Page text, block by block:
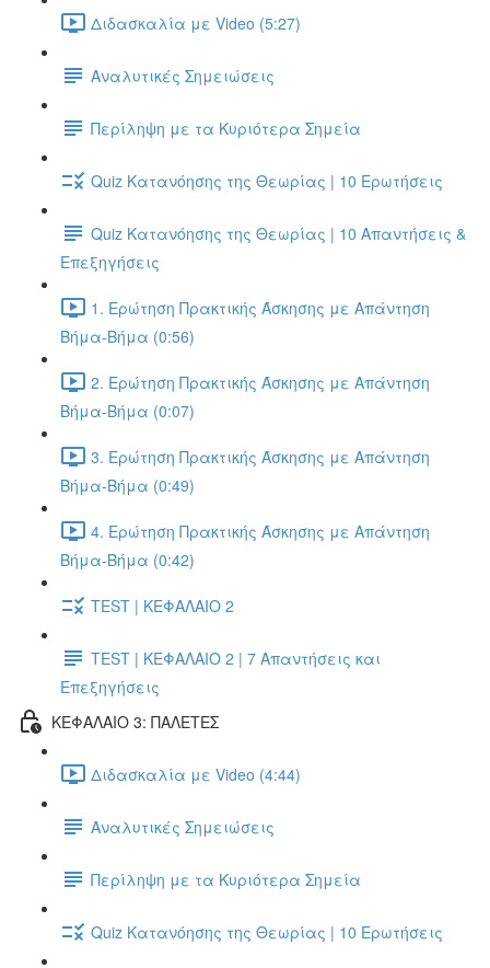
Διδασκαλία με Video (5:27)
Αναλυτικές Σημειώσεις
Περίληψη με τα Κυριότερα Σημεία
Quiz Κατανόησης της Θεωρίας | 10 Ερωτήσεις
Quiz Κατανόησης της Θεωρίας | 10 Απαντήσεις &
Επεξηγήσεις
1. Ερώτηση Πρακτικής Άσκησης με Απάντηση
Βήμα-Βήμα (0:56)
2. Ερώτηση Πρακτικής Άσκησης με Απάντηση
Βήμα-Βήμα (0:07)
3. Ερώτηση Πρακτικής Άσκησης με Απάντηση
Βήμα-Βήμα (0:49)
4. Ερώτηση Πρακτικής Άσκησης με Απάντηση
Βήμα-Βήμα (0:42)
TEST | ΚΕΦΑΛΑΙΟ 2
TEST | ΚΕΦΑΛΑΙΟ 2 | 7 Απαντήσεις και
Επεξηγήσεις
ΚΕΦΑΛΑΙΟ 3: ΠΑΛΕΤΕΣ
Διδασκαλία με Video (4:44)
Αναλυτικές Σημειώσεις
Περίληψη με τα Κυριότερα Σημεία
Quiz Κατανόησης της Θεωρίας | 10 Ερωτήσεις